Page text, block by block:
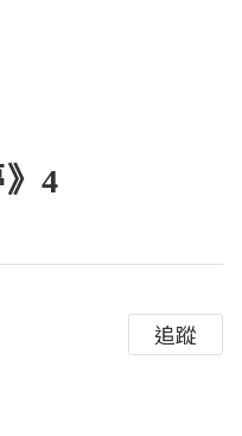
4
追蹤